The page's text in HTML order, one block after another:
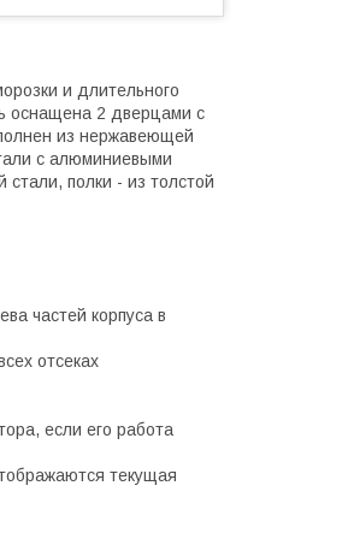
и длительного
оснащена 2 дверцами с
из нержавеющей
с алюминиевыми
полки - из толстой
частей корпуса в
отсеках
если его работа
текущая